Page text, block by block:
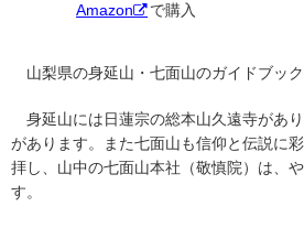
Amazon で購入
山梨県の身延山・七面山のガイドブック
身延山には日蓮宗の総本山久遠寺があ
があります。また七面山も信仰と伝説に
拝し、山中の七面山本社（敬慎院）は、
す。